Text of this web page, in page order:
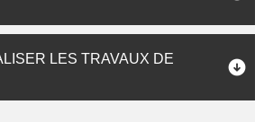
LES TRAVAUX DE